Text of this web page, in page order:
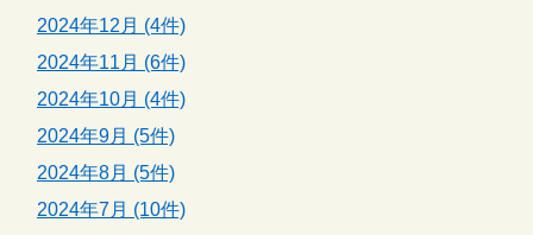
2024年12月 (4件)
2024年11月 (6件)
2024年10月 (4件)
2024年9月 (5件)
2024年8月 (5件)
2024年7月 (10件)